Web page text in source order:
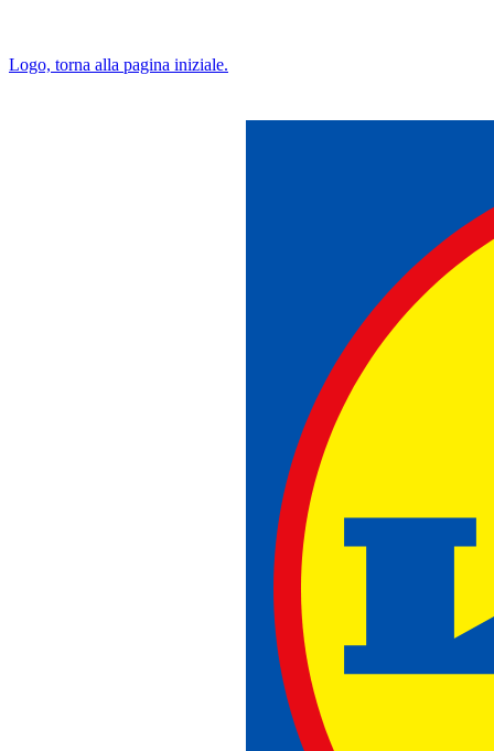
Logo, torna alla pagina iniziale.